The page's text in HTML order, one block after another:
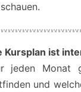
Kursplan ist
jeden Monat
und